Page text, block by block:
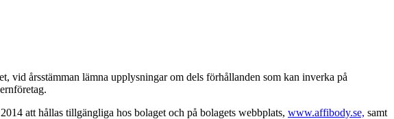
vid årsstämman lämna upplysningar om dels förhållanden som kan inverka på
att hållas tillgängliga hos bolaget och på bolagets webbplats, www.affibody.se, samt